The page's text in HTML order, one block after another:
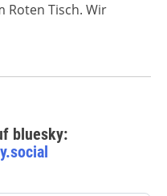
Roten Tisch. Wir
bluesky: